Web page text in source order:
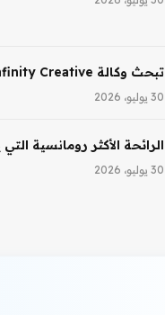
تبحث وكالة Infinity Creative عن مدير تجميل في لوس أنجلوس
30 يوليو، 2026
الرائحة الأكثر رومانسية
30 يوليو، 2026